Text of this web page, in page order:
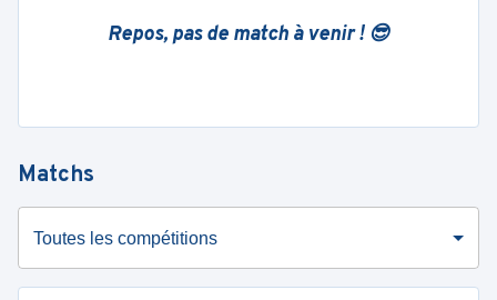
Repos, pas de match à venir ! 😎
Matchs
Toutes les compétitions